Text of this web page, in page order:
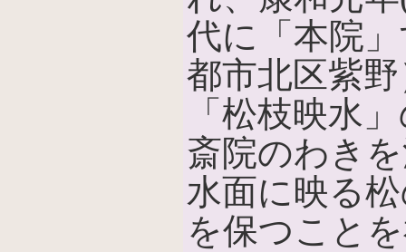
代に「本院
都市北区紫
「松枝映水
斎院のわき
水面に映る
を保つこと